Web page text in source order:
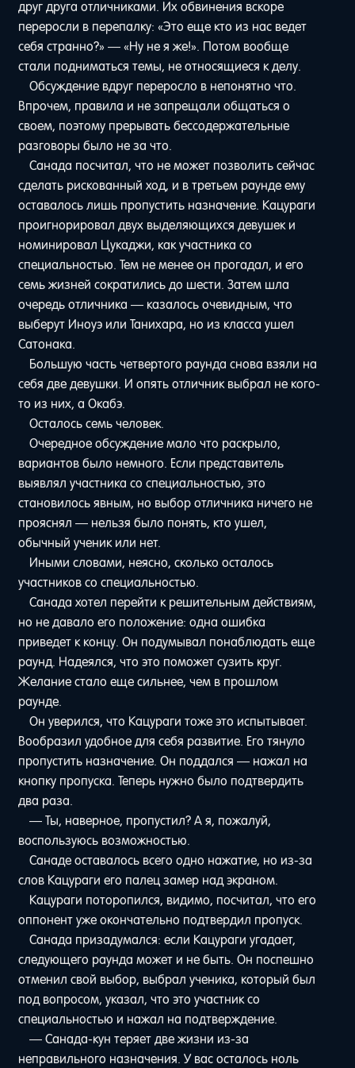
друг друга отличниками. Их обвинения вскоре
переросли в перепалку: «Это еще кто из нас ведет
себя странно?» — «Ну не я же!». Потом вообще
стали подниматься темы, не относящиеся к делу.
Обсуждение вдруг переросло в непонятно что.
Впрочем, правила и не запрещали общаться о
своем, поэтому прерывать бессодержательные
разговоры было не за что.
Санада посчитал, что не может позволить сейчас
сделать рискованный ход, и в третьем раунде ему
оставалось лишь пропустить назначение. Кацураги
проигнорировал двух выделяющихся девушек и
номинировал Цукаджи, как участника со
специальностью. Тем не менее он прогадал, и его
семь жизней сократились до шести. Затем шла
очередь отличника — казалось очевидным, что
выберут Иноуэ или Танихара, но из класса ушел
Сатонака.
Большую часть четвертого раунда снова взяли на
себя две девушки. И опять отличник выбрал не кого-
то из них, а Окабэ.
Осталось семь человек.
Очередное обсуждение мало что раскрыло,
вариантов было немного. Если представитель
выявлял участника со специальностью, это
становилось явным, но выбор отличника ничего не
прояснял — нельзя было понять, кто ушел,
обычный ученик или нет.
Иными словами, неясно, сколько осталось
участников со специальностью.
Санада хотел перейти к решительным действиям,
но не давало его положение: одна ошибка
приведет к концу. Он подумывал понаблюдать еще
раунд. Надеялся, что это поможет сузить круг.
Желание стало еще сильнее, чем в прошлом
раунде.
Он уверился, что Кацураги тоже это испытывает.
Вообразил удобное для себя развитие. Его тянуло
пропустить назначение. Он поддался — нажал на
кнопку пропуска. Теперь нужно было подтвердить
два раза.
— Ты, наверное, пропустил? А я, пожалуй,
воспользуюсь возможностью.
Санаде оставалось всего одно нажатие, но из-за
слов Кацураги его палец замер над экраном.
Кацураги поторопился, видимо, посчитал, что его
оппонент уже окончательно подтвердил пропуск.
Санада призадумался: если Кацураги угадает,
следующего раунда может и не быть. Он поспешно
отменил свой выбор, выбрал ученика, который был
под вопросом, указал, что это участник со
специальностью и нажал на подтверждение.
— Санада-кун теряет две жизни из-за
неправильного назначения. У вас осталось ноль